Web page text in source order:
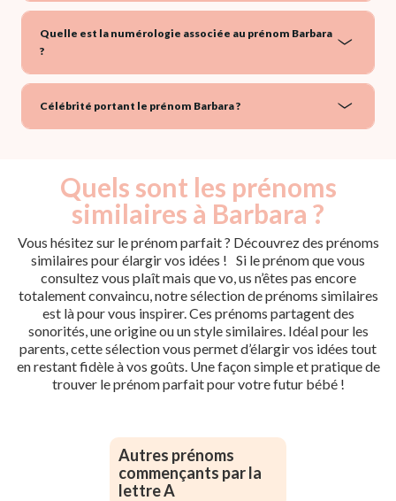
Quelle est la numérologie associée au prénom Barbara
?
Célébrité portant le prénom Barbara ?
Quels sont les prénoms
similaires à Barbara ?
Vous hésitez sur le prénom parfait ? Découvrez des prénoms
similaires pour élargir vos idées ! Si le prénom que vous
consultez vous plaît mais que vo, us n’êtes pas encore
totalement convaincu, notre sélection de prénoms similaires
est là pour vous inspirer. Ces prénoms partagent des
sonorités, une origine ou un style similaires. Idéal pour les
parents, cette sélection vous permet d’élargir vos idées tout
en restant fidèle à vos goûts. Une façon simple et pratique de
trouver le prénom parfait pour votre futur bébé !
Autres prénoms
commençants par la
lettre A